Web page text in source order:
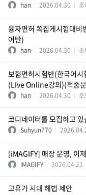
han 2026.04.30 조
융자면허 쪽집게시험대
어반)
han 2026.04.30 조
보험면허시험반(한국어
(LIve Online강의)(적중
han 2026.04.30 조
코디네이터를 모집하고
Suhyun770
[iMAGIFY] 매장 운영, 이
iMAGIFY 2026.04.21
고유가 시대 해법 제안